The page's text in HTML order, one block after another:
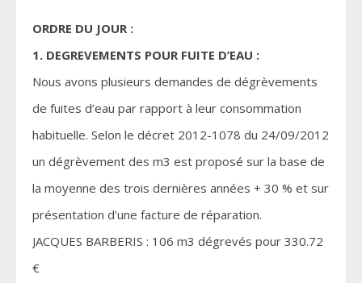
ORDRE DU JOUR :
1. DEGREVEMENTS POUR FUITE D’EAU :
Nous avons plusieurs demandes de dégrèvements
de fuites d’eau par rapport à leur consommation
habituelle. Selon le décret 2012-1078 du 24/09/2012
un dégrèvement des m3 est proposé sur la base de
la moyenne des trois dernières années + 30 % et sur
présentation d’une facture de réparation.
JACQUES BARBERIS : 106 m3 dégrevés pour 330.72
€